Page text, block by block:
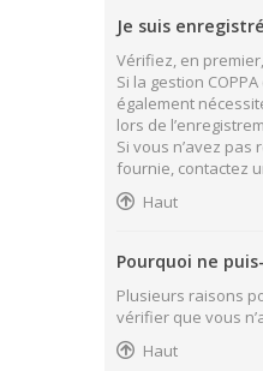
Je suis
Vérifiez, en
Si la gestion
également
lors de
Si vous n’avez
fournie, contactez
Haut
Pourquoi ne
Plusieurs raisons
vérifier que vous
Haut